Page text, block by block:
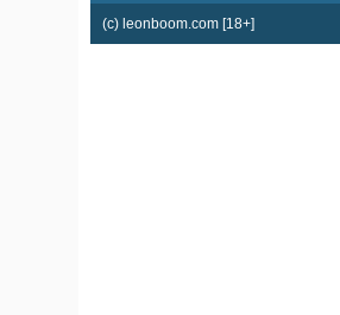
(c) leonboom.com [18+]